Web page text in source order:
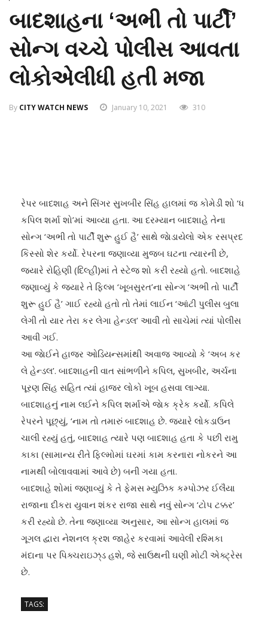
બાદશાહના ‘અભી તો પાર્ટી’
સોન્ગ વચ્ચે પોલીસ આવતા
લોકોએલીધી હતી મજા
By CITY WATCH NEWS January 10, 2021 310
રેપર બાદશાહ અને સિંગર સુખબીર સિંહ હાલમાં જ કોમેડી શો ‘ધ
કપિલ શર્મા શો’માં આવ્યા હતા. આ દરમ્યાન બાદશાહે તેના
સોન્ગ ‘અભી તો પાર્ટી શુરૂ હુઈ હૈ’ સાથે જાેડાયેલો એક રસપ્રદ
કિસ્સો શેર કર્યો. રેપરના જણાવ્યા મુજબ ઘટના ત્યારની છે,
જ્યારે રોહિણી (દિલ્હી)માં તે સ્ટેજ શો કરી રહ્યો હતો. બાદશાહે
જણાવ્યું કે જ્યારે તે ફિલ્મ ‘ખૂબસુરત’ના સોન્ગ ‘અભી તો પાર્ટી
શુરૂ હુઈ હૈ’ ગાઈ રહ્યો હતો તો તેમાં લાઈન ‘આંટી પુલીસ બુલા
લેગી તો યાર તેરા કર લેગા હેન્ડલ’ આવી તો સાચેમાં ત્યાં પોલીસ
આવી ગઈ.
આ જાેઈને હાજર ઓડિયન્સમાંથી અવાજ આવ્યો કે ‘અબ કર
લે હેન્ડલ’. બાદશાહની વાત સાંભળીને કપિલ, સુખબીર, અર્ચના
પૂરણ સિંહ સહિત ત્યાં હાજર લોકો ખૂબ હસવા લાગ્યા.
બાદશાહનું નામ લઈને કપિલ શર્માએ જાેક ક્રેક કર્યો. કપિલે
રેપરને પૂછ્યું, ‘નામ તો તમારું બાદશાહ છે. જ્યારે લોકડાઉન
ચાલી રહ્યું હતું, બાદશાહ ત્યારે પણ બાદશાહ હતા કે પછી રામુ
કાકા (સામાન્ય રીતે ફિલ્મોમાં ઘરમાં કામ કરનારા નોકરને આ
નામથી બોલાવવામાં આવે છે) બની ગયા હતા.
બાદશાહે શોમાં જણાવ્યું કે તે ફેમસ મ્યુઝિક કમ્પોઝર ઈલૈયા
રાજાના દીકરા યુવાન શંકર રાજા સાથે નવું સોન્ગ ‘ટોપ ટક્કર’
કરી રહ્યો છે. તેના જણાવ્યા અનુસાર, આ સોન્ગ હાલમાં જ
ગૂગલ દ્વારા નેશનલ ક્રશ જાહેર કરવામાં આવેલી રશ્મિકા
મંદાના પર પિક્ચરાઇઝ્‌ડ હશે, જે સાઉથની ઘણી મોટી એક્ટ્રેસ
છે.
TAGS: